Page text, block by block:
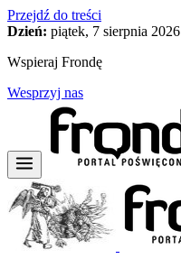
Przejdź do treści
Dzień: piątek, 7 sierpnia 2026
Wspieraj Frondę
Wesprzyj nas